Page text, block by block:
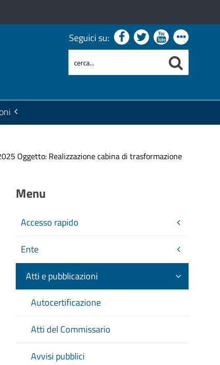
Seguici su:
Oggetto: Realizzazione cabina di trasformazione
Menu
Accesso rapido
Ente
Atti e pubblicazioni
Autocertificazione
Atti del Commissario
Avvisi pubblici